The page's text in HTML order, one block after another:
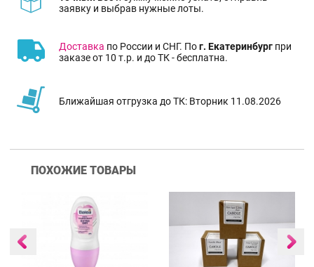
заявку и выбрав нужные лоты.
Доставка по России и СНГ. Пог. Екатеринбург при
заказе от 10 т.р. и до ТК - бесплатна.
Ближайшая отгрузка до ТК: Вторник 11.08.2026
ПОХОЖИЕ ТОВАРЫ